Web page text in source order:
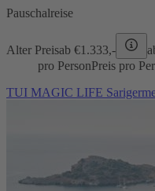
Pauschalreise
Alter Preisab €1.333,-
pro PersonPreis pro
TUI MAGIC LIFE